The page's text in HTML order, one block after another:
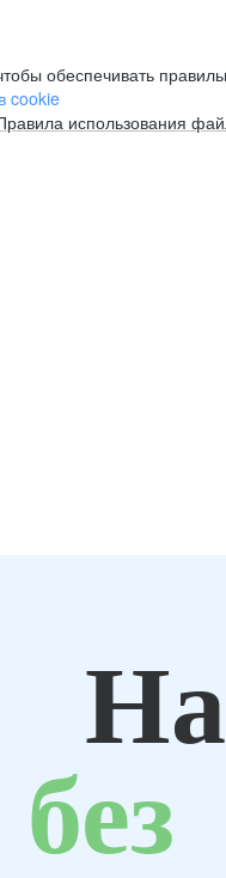
обеспечивать
cookie
использования
без